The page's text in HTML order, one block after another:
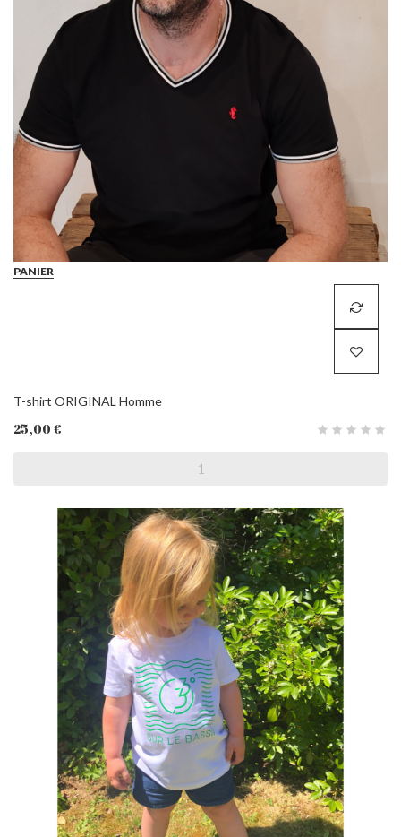
PANIER
T-shirt ORIGINAL Homme
25,00 €